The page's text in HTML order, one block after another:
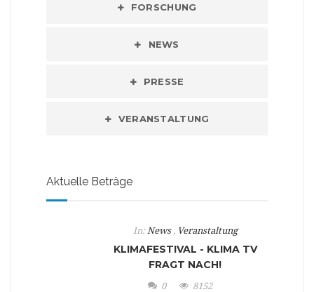
FORSCHUNG
NEWS
PRESSE
VERANSTALTUNG
Aktuelle Beträge
In: News, Veranstaltung
KLIMAFESTIVAL - KLIMA TV
FRAGT NACH!
0 8152